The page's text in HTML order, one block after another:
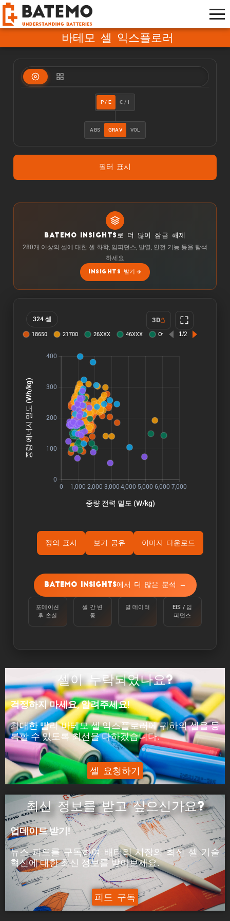
바테모 셀 익스플로러
P / E C / I
ABS GRAV VOL
필터 표시
BATEMO INSIGHTS로 더 많이 잠금 해제
280개 이상의 셀에 대한 셀 화학, 임피던스, 발열, 안전 기능 등을 탐색
하세요
INSIGHTS 받기
324 셀 3D
정의 표시 보기 공유 이미지 다운로드
용량은 주변 온도 25°C에서 100%에서 정전류
C/10으로 하한 전압에 도달할 때까지 셀을 방전
하여 측정합니다.
ýùÉÙäêýºÇ:
정전류로 하한 전압에 도달할 때까지 셀을 방전하
ýä▒ÙèÑ:
피크 전력은 셀이 5분 동안 공급할 수 있는 전력입
니다.
ýáäÙÑÿ:
피크 전류는 셀이 5분 동안 공급할 수 있는 전류입
니다.
Batemo Insights에서 더 많은 분석 →
포메이션
후 손실
셀 간 변
동
열 데이터
EIS / 임
피던스
셀이 누락되었나요?
걱정하지 마세요, 알려주세요!
최대한 빨리 바테모 셀 익스플로러에 귀하의 셀을 등
록할 수 있도록 최선을 다하겠습니다.
셀 요청하기
최신 정보를 받고 싶으신가요?
업데이트 받기!
뉴스 피드를 구독하여 배터리 시장의최신 셀 기술
혁신에대한최신 정보를 받아보세요.
피드 구독